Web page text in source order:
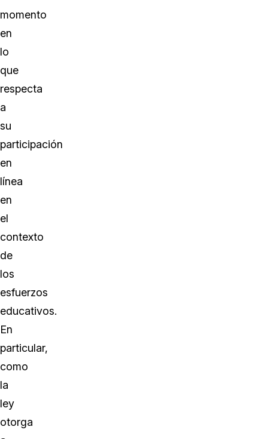
momento
en
lo
que
respecta
a
su
participación
en
línea
en
el
contexto
de
los
esfuerzos
educativos.
En
particular,
como
la
ley
otorga